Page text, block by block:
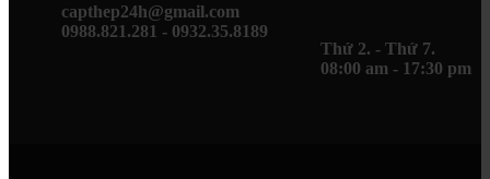
capthep24h@gmail.com
0988.821.281 - 0932.35.8189
Thứ 2. - Thứ 7.
08:00 am - 17:30 pm